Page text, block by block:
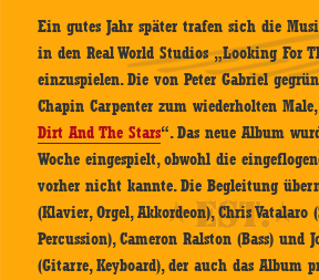
Ein gutes Jahr später trafen sich die
in den Real World Studios „Looking For
einzuspielen. Die von Peter Gabriel
Chapin Carpenter zum wiederholten
Dirt And The Stars“. Das neue Album
Woche eingespielt, obwohl die
vorher nicht kannte. Die Begleitung
(Klavier, Orgel, Akkordeon), Chris Vatalaro
Percussion), Cameron Ralston (Bass) und
(Gitarre, Keyboard), der auch das Album